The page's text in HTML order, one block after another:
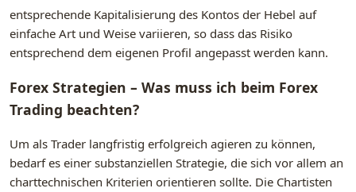
entsprechende Kapitalisierung des Kontos der Hebel auf
einfache Art und Weise variieren, so dass das Risiko
entsprechend dem eigenen Profil angepasst werden kann.
Forex Strategien – Was muss ich beim Forex
Trading beachten?
Um als Trader langfristig erfolgreich agieren zu können,
bedarf es einer substanziellen Strategie, die sich vor allem an
charttechnischen Kriterien orientieren sollte. Die Chartisten